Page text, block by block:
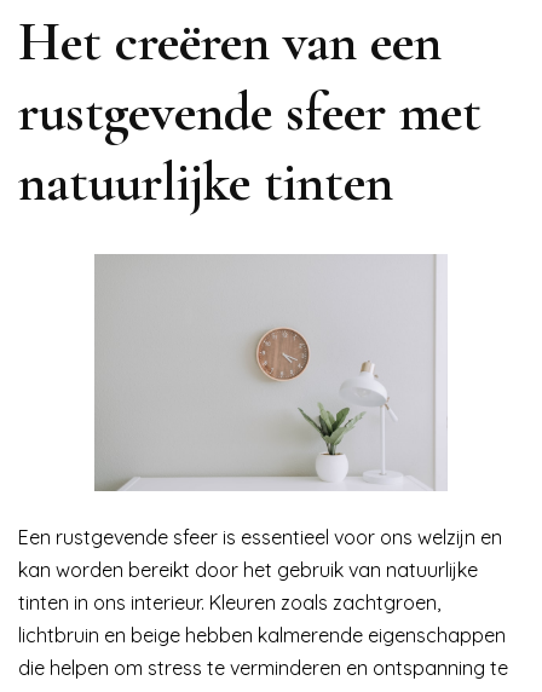
Het creëren van een
rustgevende sfeer met
natuurlijke tinten
Een rustgevende sfeer is essentieel voor ons welzijn en
kan worden bereikt door het gebruik van natuurlijke
tinten in ons interieur. Kleuren zoals zachtgroen,
lichtbruin en beige hebben kalmerende eigenschappen
die helpen om stress te verminderen en ontspanning te